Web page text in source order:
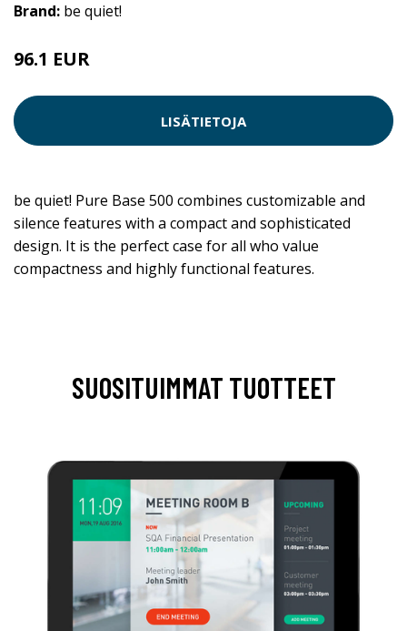
Brand: be quiet!
96.1 EUR
LISÄTIETOJA
be quiet! Pure Base 500 combines customizable and
silence features with a compact and sophisticated
design. It is the perfect case for all who value
compactness and highly functional features.
SUOSITUIMMAT TUOTTEET